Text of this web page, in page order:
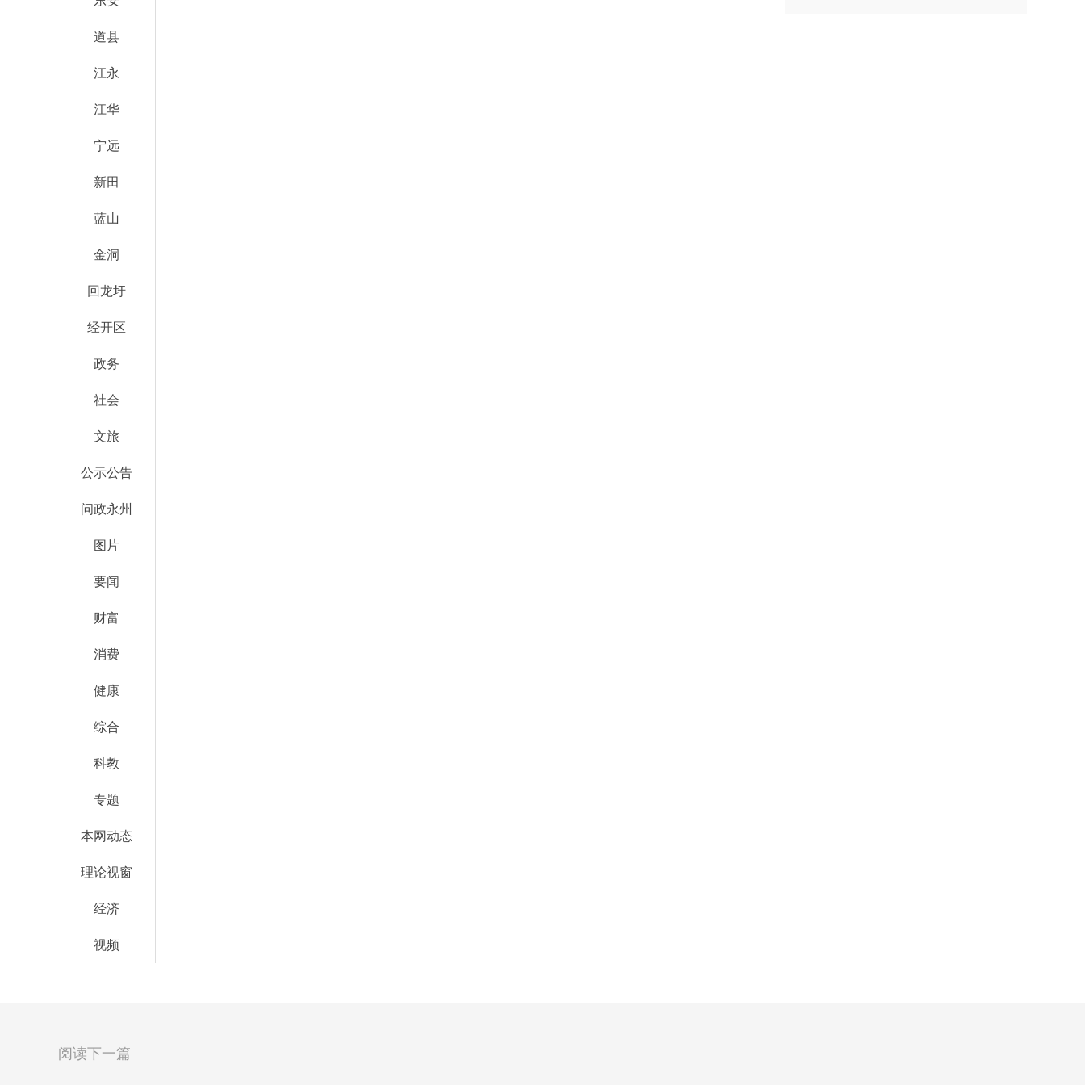
道县
江永
江华
宁远
新田
蓝山
金洞
回龙圩
经开区
政务
社会
文旅
公示公告
问政永州
图片
要闻
财富
消费
健康
综合
科教
专题
本网动态
理论视窗
经济
视频
阅读下一篇